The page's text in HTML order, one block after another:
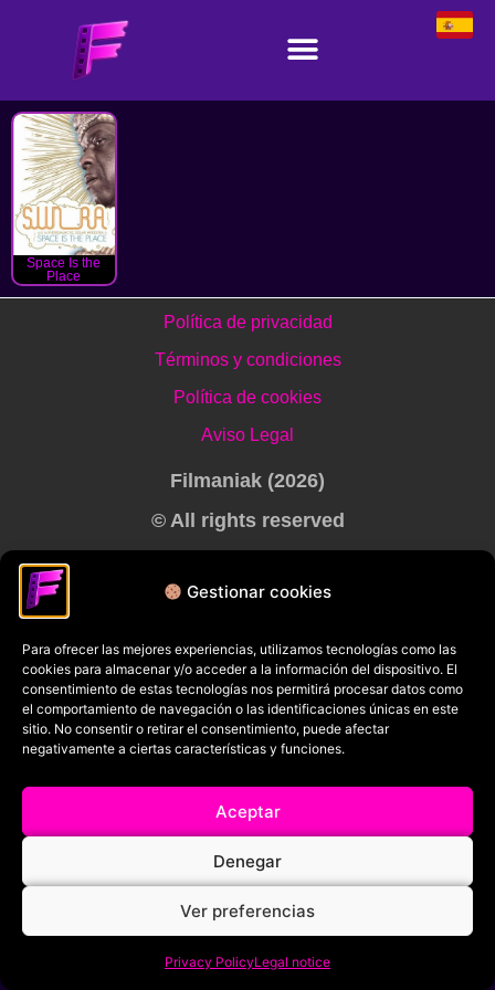
Gestionar cookies
Para ofrecer las mejores experiencias, utilizamos tecnologías como las
cookies para almacenar y/o acceder a la información del dispositivo. El
consentimiento de estas tecnologías nos permitirá procesar datos como
el comportamiento de navegación o las identificaciones únicas en este
sitio. No consentir o retirar el consentimiento, puede afectar
negativamente a ciertas características y funciones.
Aceptar
Denegar
Ver preferencias
Privacy PolicyLegal notice
Space Is the
Place
Política de privacidad
Términos y condiciones
Política de cookies
Aviso Legal
Filmaniak (2026)
© All rights reserved